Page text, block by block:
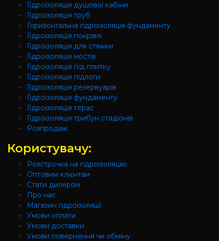
Гідроізоляція душової кабіни
Гідроізоляція труб
Горизонтальна гідроізоляція фундаменту
Гідроізоляція покрівлі
Гідроізоляція для стяжки
Гідроізоляція мостів
Гідроізоляція під плитку
Гідроізоляція підлоги
Гідроізоляція резервуарів
Гідроізоляція фундаменту
Гідроізоляція терас
Гідроізоляція трибун стадіонів
Розпродаж
Користувачу:
Розстрочка на гідроізоляцію
Оптовим клієнтам
Стати дилером
Про нас
Магазин гідроізоляції
Умови оплати
Умови доставки
Умови повернення чи обміну